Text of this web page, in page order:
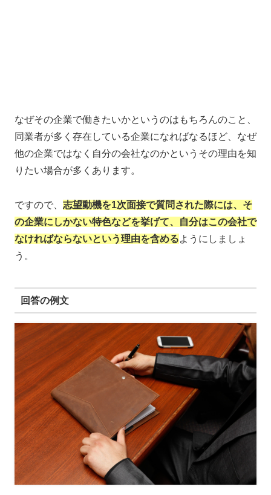
なぜその企業で働きたいかというのはもちろんのこと、
同業者が多く存在している企業になればなるほど、なぜ
他の企業ではなく自分の会社なのかというその理由を知
りたい場合が多くあります。
ですので、 志望動機を1次面接で質問された際には、そ
の企業にしかない特色などを挙げて、自分はこの会社で
なければならないという理由を含めるようにしましょ
う。
回答の例文